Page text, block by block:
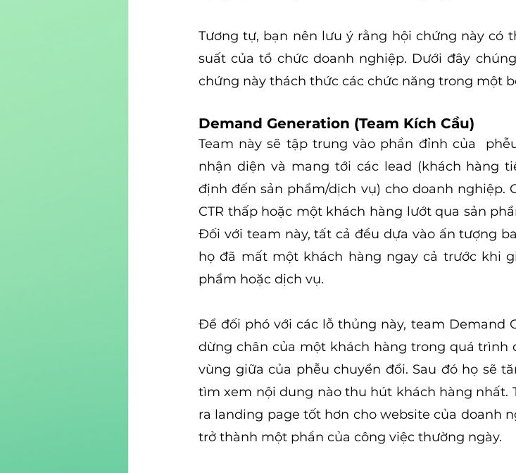
Tương tự, bạn nên lưu ý rằng hội chứng này có
suất của tổ chức doanh nghiệp. Dưới đây
chứng này thách thức các chức năng trong một
Demand Generation (Team Kích Cầu)
Team này sẽ tập trung vào phần đỉnh của
nhận diện và mang tới các lead (khách hàng
định đến sản phẩm/dịch vụ) cho doanh nghiệp.
CTR thấp hoặc một khách hàng lướt qua sản
Đối với team này, tất cả đều dựa vào ấn tượng
họ đã mất một khách hàng ngay cả trước khi
phẩm hoặc dịch vụ.
Để đối phó với các lỗ thủng này, team Demand
dừng chân của một khách hàng trong quá trình
vùng giữa của phễu chuyển đổi. Sau đó họ sẽ
tìm xem nội dung nào thu hút khách hàng nhất.
ra landing page tốt hơn cho website của doanh
trở thành một phần của công việc thường ngày.